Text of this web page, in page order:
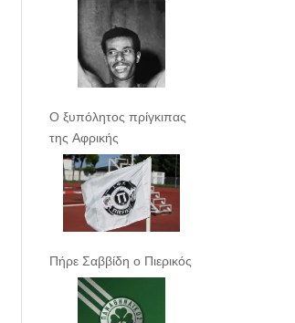
Ο ξυπόλητος πρίγκιπας
της Αφρικής
Πήρε Σαββίδη ο Πιερικός